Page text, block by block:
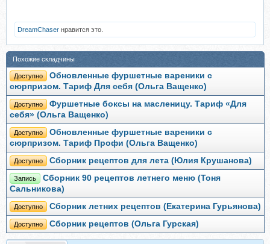
DreamChaser нравится это.
Похожие складчины
Доступно
Обновленные фуршетные вареники с
сюрпризом. Тариф Для себя (Ольга Ващенко)
Доступно
Фуршетные боксы на масленицу. Тариф «Для
себя» (Ольга Ващенко)
Доступно
Обновленные фуршетные вареники с
сюрпризом. Тариф Профи (Ольга Ващенко)
Доступно Сборник рецептов для лета (Юлия Крушанова)
Запись
Сборник 90 рецептов летнего меню (Тоня
Сальникова)
Доступно Сборник летних рецептов (Екатерина Гурьянова)
Доступно Сборник рецептов (Ольга Гурская)